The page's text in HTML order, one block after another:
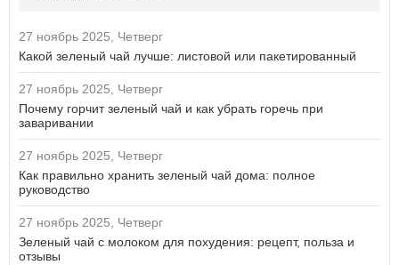
27 ноябрь 2025, Четверг
Какой зеленый чай лучше: листовой или пакетированный
27 ноябрь 2025, Четверг
Почему горчит зеленый чай и как убрать горечь при
заваривании
27 ноябрь 2025, Четверг
Как правильно хранить зеленый чай дома: полное
руководство
27 ноябрь 2025, Четверг
Зеленый чай с молоком для похудения: рецепт, польза и
отзывы